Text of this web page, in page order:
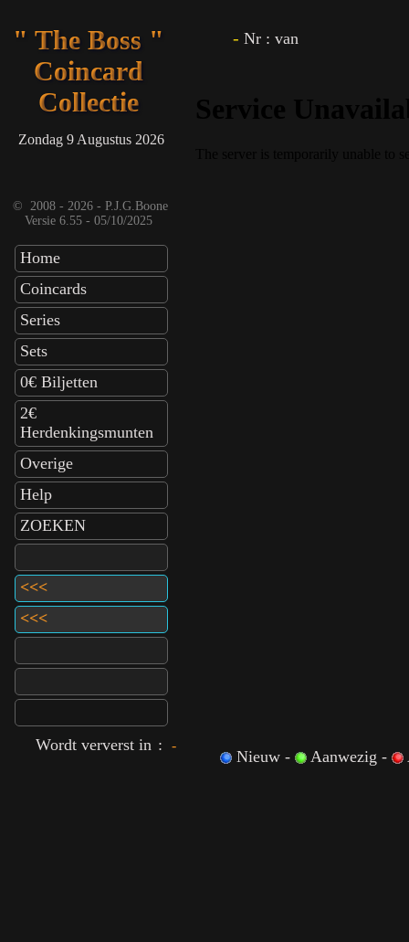
" The Boss "
Coincard
Collectie
Zondag 9 Augustus 2026
© 2008 - 2026 - P.J.G.Boone
Versie 6.55 - 05/10/2025
Home
Coincards
Series
Sets
0€ Biljetten
2€
Herdenkingsmunten
Overige
Help
ZOEKEN
<<<
<<<
Wordt ververst in : -
- Nr : van
Nieuw - Aanwezig -